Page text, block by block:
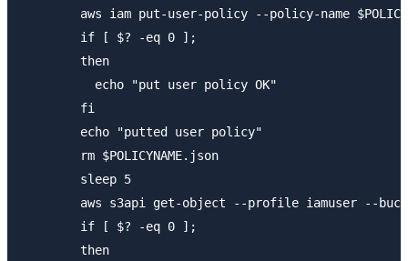
aws iam put-user-policy --policy-name
        if [ $? -eq 0 ];
        then
          echo "put user policy OK"
        fi
        echo "putted user policy"
        rm $POLICYNAME.json
        sleep 5
aws s3api get-object --profile iamuser --
        if [ $? -eq 0 ];
        then